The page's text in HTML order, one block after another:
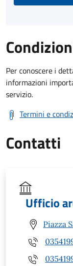
Per conoscere i
informazioni
servizio.
Termini e
Contatti
Ufficio
Piazza